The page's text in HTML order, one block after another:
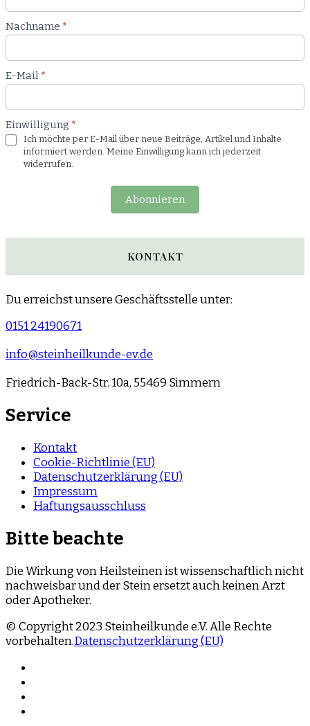
Nachname *
E-Mail *
Einwilligung *
Ich möchte per E-Mail über neue Beiträge, Artikel und Inhalte
informiert werden. Meine Einwilligung kann ich jederzeit
widerrufen.
Abonnieren
KONTAKT
Du erreichst unsere Geschäftsstelle unter:
0151 24190671
info@steinheilkunde-ev.de
Friedrich-Back-Str. 10a, 55469 Simmern
Service
Kontakt
Cookie-Richtlinie (EU)
Datenschutzerklärung (EU)
Impressum
Haftungsausschluss
Bitte beachte
Die Wirkung von Heilsteinen ist wissenschaftlich nicht
nachweisbar und der Stein ersetzt auch keinen Arzt
oder Apotheker.
© Copyright 2023 Steinheilkunde e.V. Alle Rechte
vorbehalten.Datenschutzerklärung (EU)